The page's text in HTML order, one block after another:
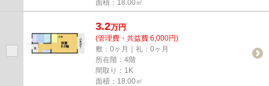
面積：18.00㎡
3.2万円
(管理費・共益費 6,000円)
敷：0ヶ月｜礼：0ヶ月
所在階：4階
間取り：1K
面積：18.00㎡